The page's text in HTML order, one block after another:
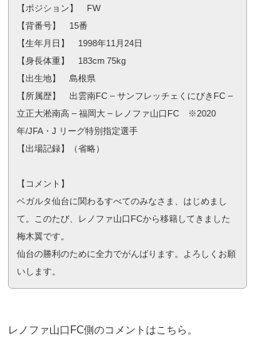
【ポジション】 FW
【背番号】 15番
【生年月日】 1998年11月24日
【身長体重】 183cm 75kg
【出生地】 島根県
【所属歴】 出雲南FC – サンフレッチェくにびきFC –
立正大淞南高 – 福岡大 – レノファ山口FC ※2020
年/JFA・J リーグ特別指定選手
【出場記録】（省略）
【コメント】
ベガルタ仙台に関わるすべてのみなさま、はじめまし
て。このたび、レノファ山口FCから移籍してきました
梅木翼です。
仙台の勝利のために全力でがんばります。よろしくお願
いします。
レノファ山口FC側のコメントはこちら。